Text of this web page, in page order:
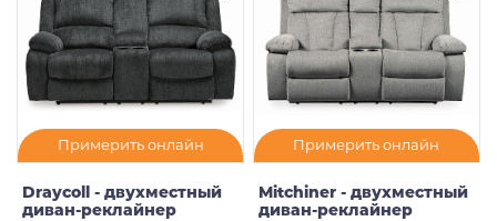
Примерить онлайн
Draycoll - двухместный
диван-реклайнер
Примерить онлайн
Mitchiner - двухместный
диван-реклайнер